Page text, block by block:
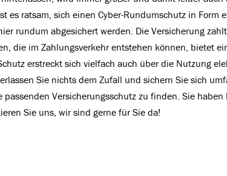
es ratsam, sich einen Cyber-Rundumschutz in Form
rundum abgesichert werden. Die Versicherung
die im Zahlungsverkehr entstehen können, bietet
erstreckt sich vielfach auch über die Nutzung
Sie nichts dem Zufall und sichern Sie sich
Versicherungsschutz zu finden. Sie
Sie uns, wir sind gerne für Sie da!